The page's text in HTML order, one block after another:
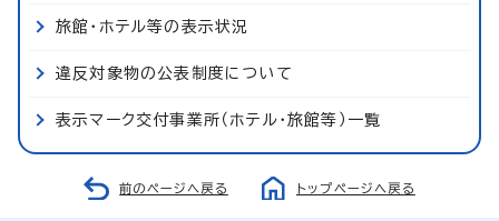
旅館・ホテル等の表示状況
違反対象物の公表制度について
表示マーク交付事業所（ホテル・旅館等）一覧
前のページへ戻る トップページへ戻る